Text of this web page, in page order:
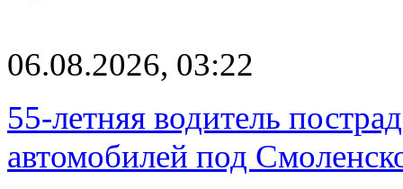
06.08.2026, 03:22
55-летняя водитель
автомобилей под